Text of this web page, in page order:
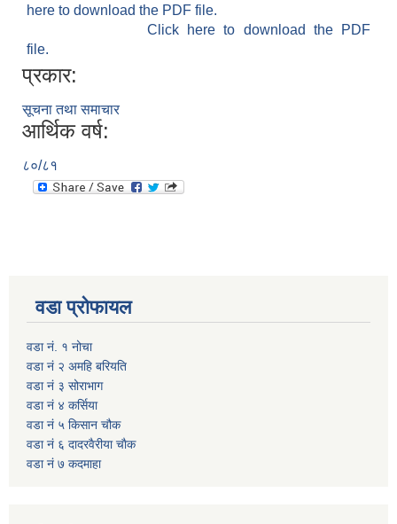
here to download the PDF file.
Click here to download the PDF
file.
प्रकार:
सूचना तथा समाचार
आर्थिक वर्ष:
८०/८१
वडा प्रोफायल
वडा नं. १ नोचा
वडा नं २ अमहि बरियति
वडा नं ३ सोराभाग
वडा नं ४ कर्सिया
वडा नं ५ किसान चौक
वडा नं ६ दादरवैरीया चाैक
वडा नं ७ कदमाहा